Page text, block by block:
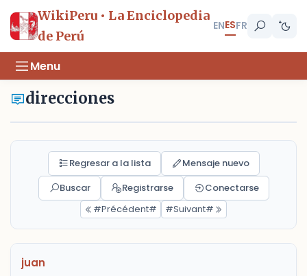
WikiPeru • La Enciclopedia
de Perú
ENESFR
Menu
direcciones
Regresar a la lista
Mensaje nuevo
Buscar
Registrarse
Conectarse
#Précédent#
#Suivant#
juan